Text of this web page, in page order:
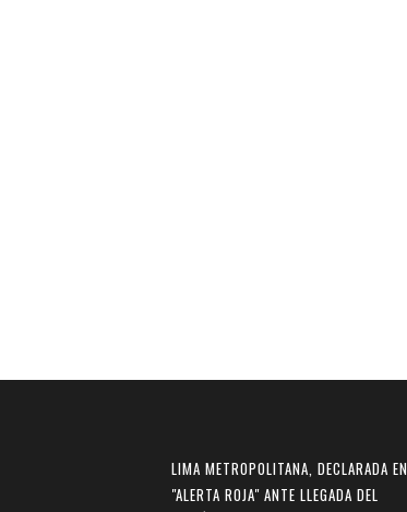
LIMA METROPOLITANA, DECLARADA EN
"ALERTA ROJA" ANTE LLEGADA DEL